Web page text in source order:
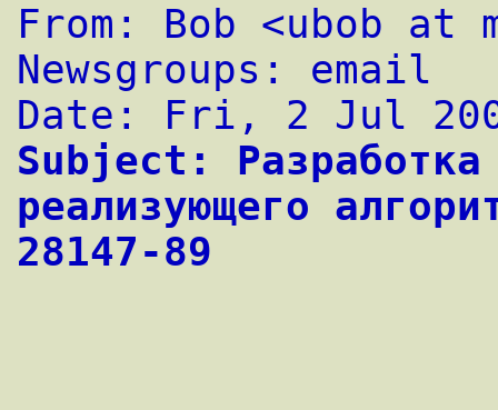
From: Bob <ubob at
Newsgroups: email
Date: Fri, 2 Jul
Subject:
реализующего
28147-89